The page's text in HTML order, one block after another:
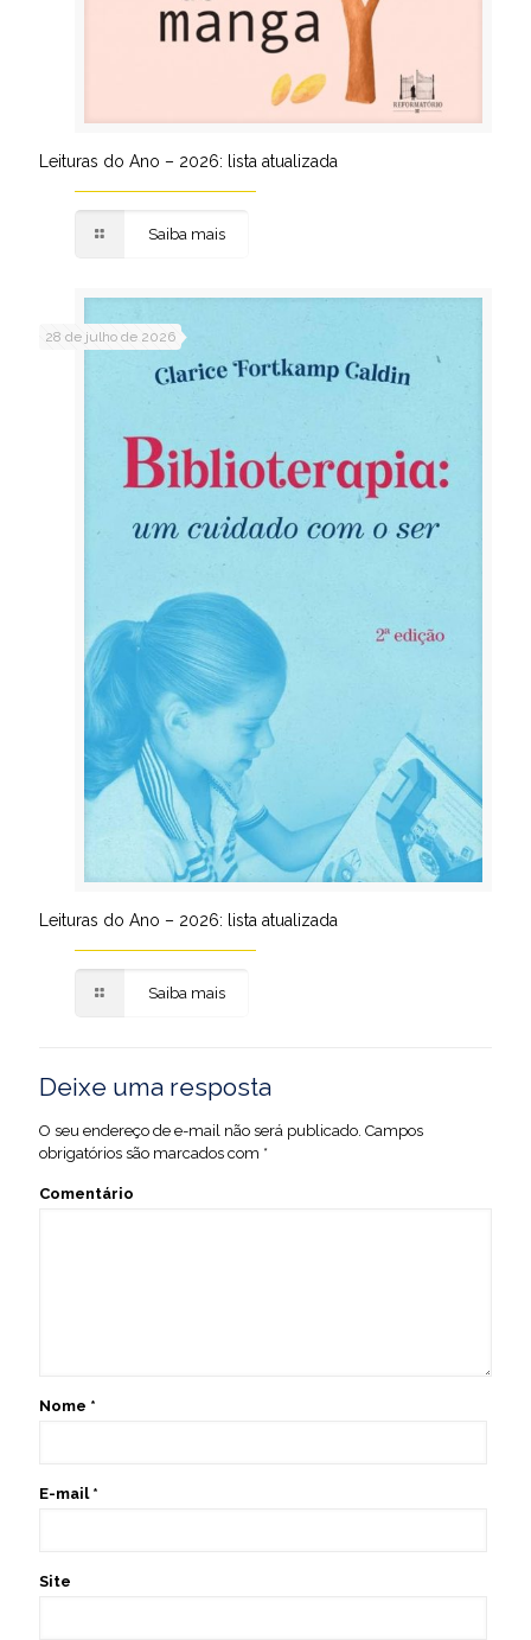
Leituras do Ano – 2026: lista atualizada
Saiba mais
28 de julho de 2026
Leituras do Ano – 2026: lista atualizada
Saiba mais
Deixe uma resposta
O seu endereço de e-mail não será publicado. Campos
obrigatórios são marcados com *
Comentário
Nome *
E-mail *
Site